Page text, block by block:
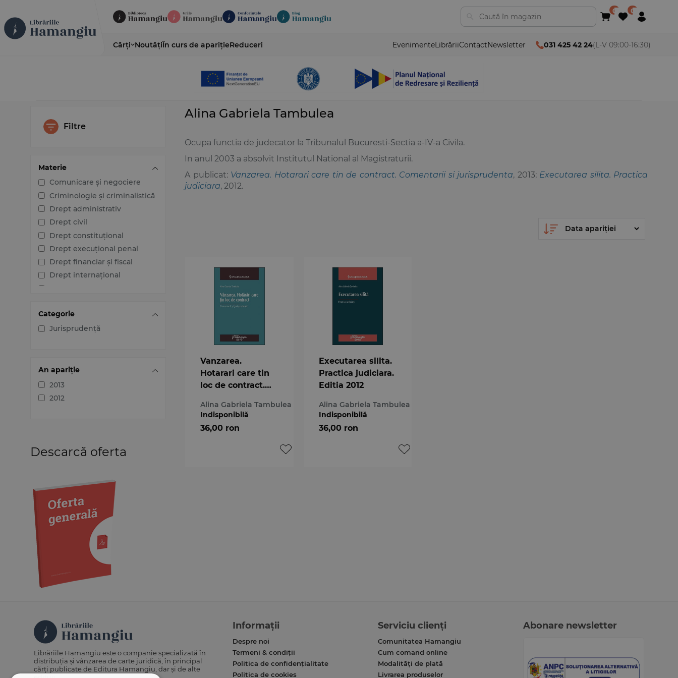
Cărți NoutățiÎn curs de aparițieReduceri EvenimenteLibrăriiContactNewsletter 031 425 42 24(L-V 09:00-16:30)
Filtre
Materie
Comunicare și negociere
Criminologie și criminalistică
Drept administrativ
Drept civil
Drept constituțional
Drept execuțional penal
Drept financiar și fiscal
Drept internațional
Drept procesual penal
Dreptul afacerilor
Dreptul muncii și securității
judecătorești
juridice
Protecția drepturilor omului
Psihologie
Teoria generală a dreptului
Categorie
Jurisprudență
An apariție
2013
2012
Descarcă oferta
Alina Gabriela Tambulea
Ocupa functia de judecator la Tribunalul Bucuresti-Sectia a-IV-a Civila.
In anul 2003 a absolvit Institutul National al Magistraturii.
A publicat: Vanzarea. Hotarari care tin de contract. Comentarii si jurisprudenta, 2013; Executarea silita. Practica
judiciara, 2012.
Vanzarea.
Hotarari care tin
loc de contract.
jurisprudenta
Alina Gabriela Tambulea
Indisponibilă
36,00 ron
Executarea silita.
Practica judiciara.
Editia 2012
Alina Gabriela Tambulea
Indisponibilă
36,00 ron
Librăriile Hamangiu este o companie specializată în
distribuția și vânzarea de carte juridică, în principal
cărți publicate de Editura Hamangiu, dar și de alte
Informații
Despre noi
Termeni & condiții
Politica de confidențialitate
Politica de cookies
Serviciu clienți
Comunitatea Hamangiu
Cum comand online
Modalități de plată
Livrarea produselor
Abonare newsletter